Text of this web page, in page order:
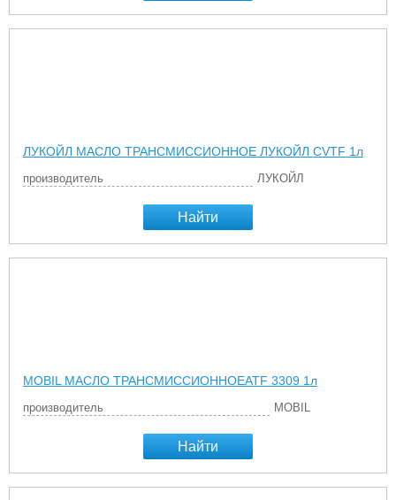
ЛУКОЙЛ МАСЛО ТРАНСМИССИОННОЕ ЛУКОЙЛ CVTF 1л
производитель ЛУКОЙЛ
Найти
MOBIL МАСЛО ТРАНСМИССИОННОЕATF 3309 1л
производитель MOBIL
Найти